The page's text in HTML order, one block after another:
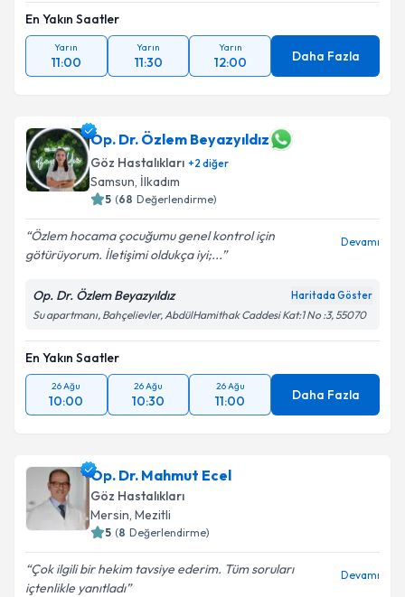
En Yakın Saatler
Yarın
11:00
Yarın
11:30
Yarın
12:00 Daha Fazla
Op. Dr. Özlem Beyazyıldız
Göz Hastalıkları +2 diğer
Samsun, İlkadım
5 (68 Değerlendirme)
Özlem hocama çocuğumu genel kontrol için
götürüyorum. İletişimi oldukça iyi;...
Devamı
Op. Dr. Özlem Beyazyıldız Haritada Göster
Su apartmanı, Bahçelievler, AbdülHamithak Caddesi Kat:1 No :3, 55070
En Yakın Saatler
26 Ağu
10:00
26 Ağu
10:30
26 Ağu
11:00 Daha Fazla
Op. Dr. Mahmut Ecel
Göz Hastalıkları
Mersin, Mezitli
5 (8 Değerlendirme)
Çok ilgili bir hekim tavsiye ederim. Tüm soruları
içtenlikle yanıtladı
Devamı